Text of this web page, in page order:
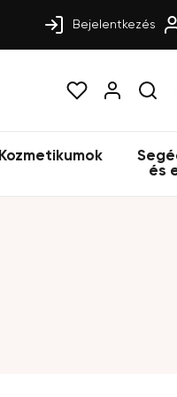
Bejelentkezés
Kozmetikumok
és